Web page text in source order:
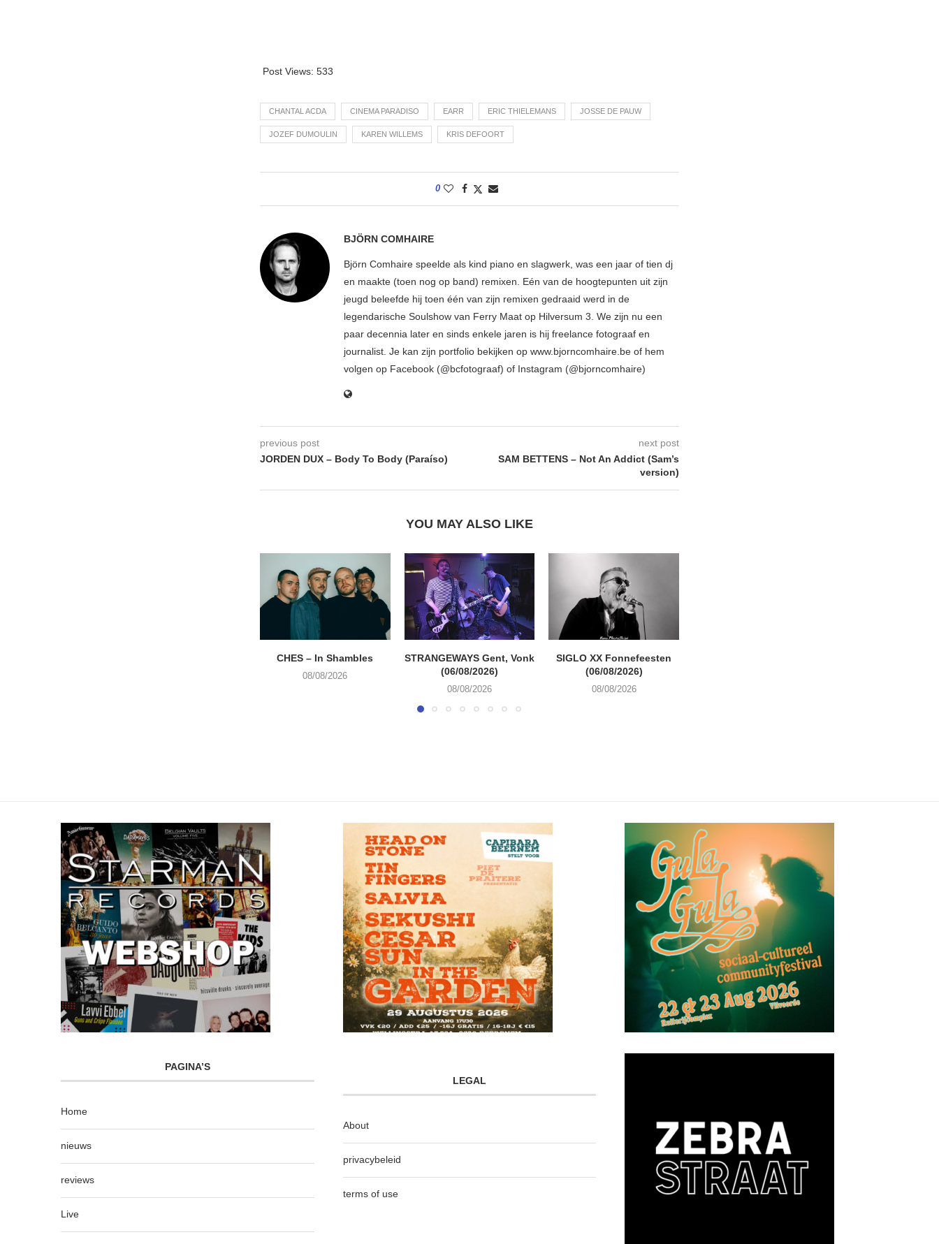
Post Views: 533
CHANTAL ACDA CINEMA PARADISO EARR ERIC THIELEMANS JOSSE DE PAUW
JOZEF DUMOULIN KAREN WILLEMS KRIS DEFOORT
0
BJÖRN COMHAIRE
Björn Comhaire speelde als kind piano en slagwerk, was een jaar of tien dj
en maakte (toen nog op band) remixen. Eén van de hoogtepunten uit zijn
jeugd beleefde hij toen één van zijn remixen gedraaid werd in de
legendarische Soulshow van Ferry Maat op Hilversum 3. We zijn nu een
paar decennia later en sinds enkele jaren is hij freelance fotograaf en
journalist. Je kan zijn portfolio bekijken op www.bjorncomhaire.be of hem
volgen op Facebook (@bcfotograaf) of Instagram (@bjorncomhaire)
previous post
JORDEN DUX – Body To Body (Paraíso)
next post
SAM BETTENS – Not An Addict (Sam’s
version)
YOU MAY ALSO LIKE
CHES – In Shambles
08/08/2026
STRANGEWAYS Gent, Vonk
(06/08/2026)
08/08/2026
SIGLO XX Fonnefeesten
(06/08/2026)
08/08/2026
PAGINA’S
Home
nieuws
reviews
Live
LEGAL
About
privacybeleid
terms of use